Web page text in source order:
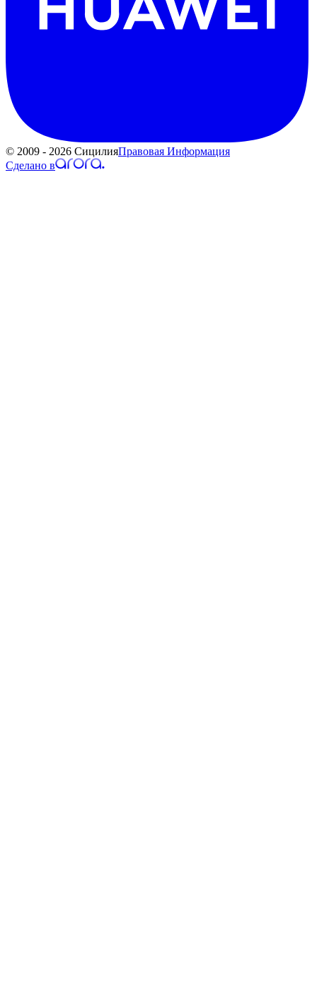
© 2009 - 2026 СицилияПравовая Информация
Сделано в